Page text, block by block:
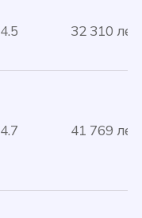
4.5 32 310 лей
4.7 41 769 лей